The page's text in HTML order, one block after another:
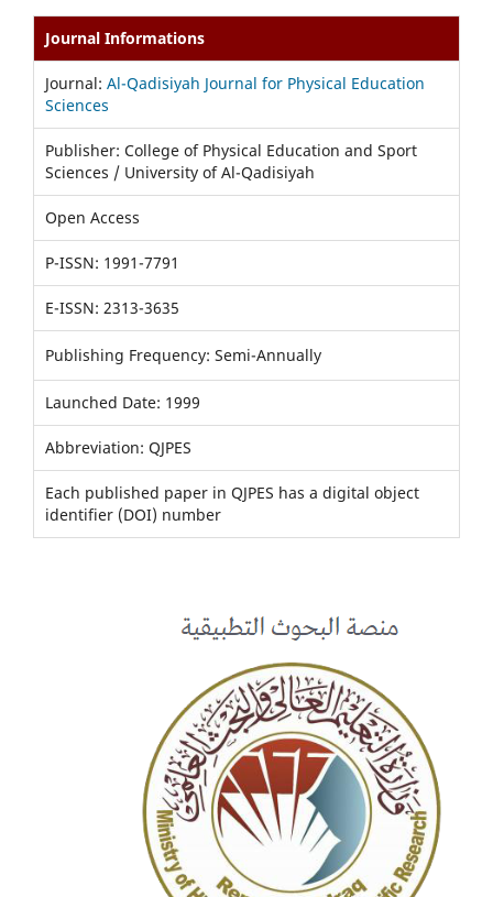
Journal Informations
Journal: Al-Qadisiyah Journal for Physical Education
Sciences
Publisher: College of Physical Education and Sport
Sciences / University of Al-Qadisiyah
Open Access
P-ISSN: 1991-7791
E-ISSN: 2313-3635
Publishing Frequency: Semi-Annually
Launched Date: 1999
Abbreviation: QJPES
Each published paper in QJPES has a digital object
identifier (DOI) number